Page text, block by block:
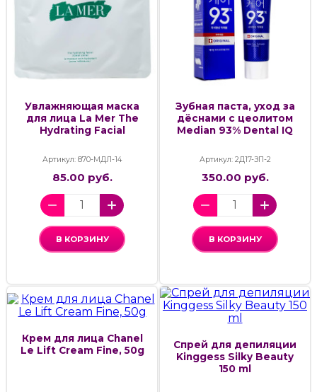
Увлажняющая маска
для лица La Mer The
Hydrating Facial
Артикул: 870-МДЛ-14
85.00 руб.
В КОРЗИНУ
Зубная паста, уход за
дёснами с цеолитом
Median 93% Dental IQ
Артикул: 2Д17-ЗП-2
350.00 руб.
В КОРЗИНУ
Крем для лица Chanel
Le Lift Cream Fine, 50g
Спрей для депиляции
Kinggess Silky Beauty
150 ml